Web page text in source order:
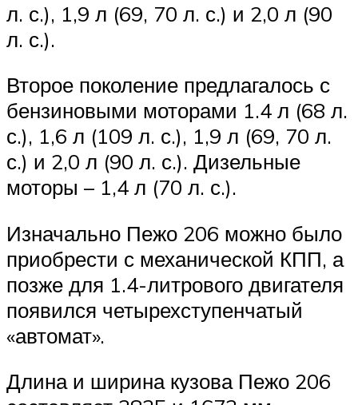
л. с.), 1,9 л (69, 70 л. с.) и 2,0 л (90
л. с.).
Второе поколение предлагалось с
бензиновыми моторами 1.4 л (68 л.
с.), 1,6 л (109 л. с.), 1,9 л (69, 70 л.
с.) и 2,0 л (90 л. с.). Дизельные
моторы – 1,4 л (70 л. с.).
Изначально Пежо 206 можно было
приобрести с механической КПП, а
позже для 1.4-литрового двигателя
появился четырехступенчатый
«автомат».
Длина и ширина кузова Пежо 206